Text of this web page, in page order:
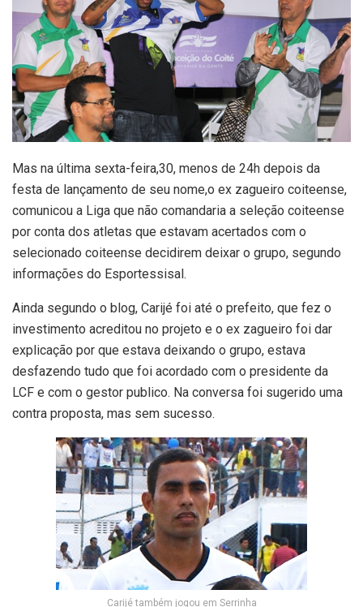
Mas na última sexta-feira,30, menos de 24h depois da
festa de lançamento de seu nome,o ex zagueiro coiteense,
comunicou a Liga que não comandaria a seleção coiteense
por conta dos atletas que estavam acertados com o
selecionado coiteense decidirem deixar o grupo, segundo
informações do Esportessisal.
Ainda segundo o blog, Carijé foi até o prefeito, que fez o
investimento acreditou no projeto e o ex zagueiro foi dar
explicação por que estava deixando o grupo, estava
desfazendo tudo que foi acordado com o presidente da
LCF e com o gestor publico. Na conversa foi sugerido uma
contra proposta, mas sem sucesso.
Carijé também jogou em Serrinha